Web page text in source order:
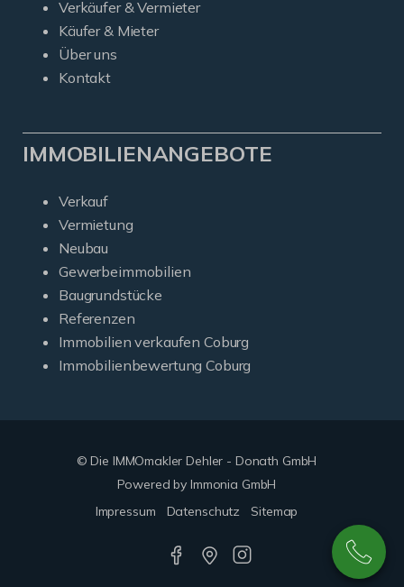
Verkäufer & Vermieter
Käufer & Mieter
Über uns
Kontakt
IMMOBILIENANGEBOTE
Verkauf
Vermietung
Neubau
Gewerbeimmobilien
Baugrundstücke
Referenzen
Immobilien verkaufen Coburg
Immobilienbewertung Coburg
© Die IMMOmakler Dehler - Donath GmbH
Powered by Immonia GmbH
Impressum
Datenschutz Sitemap